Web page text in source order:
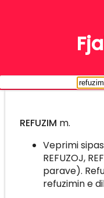
REFUZIM m.
Veprimi
REFUZOJ,
parave).
refuzimin e